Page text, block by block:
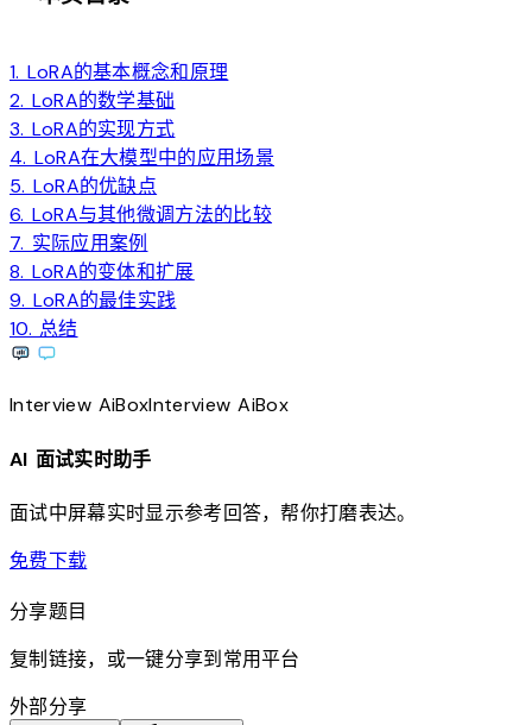
1. LoRA的基本概念和原理
2. LoRA的数学基础
3. LoRA的实现方式
4. LoRA在大模型中的应用场景
5. LoRA的优缺点
6. LoRA与其他微调方法的比较
7. 实际应用案例
8. LoRA的变体和扩展
9. LoRA的最佳实践
10. 总结
Interview AiBoxInterviewAiBox
AI 面试实时助手
面试中屏幕实时显示参考回答，帮你打磨表达。
免费下载download
分享题目
复制链接，或一键分享到常用平台
外部分享